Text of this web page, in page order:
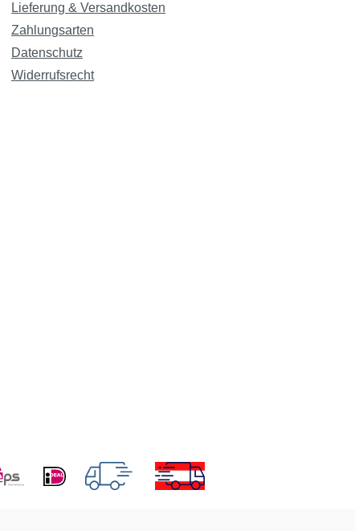
Lieferung & Versandkosten
Zahlungsarten
Datenschutz
Widerrufsrecht